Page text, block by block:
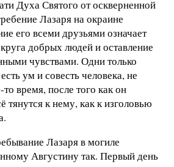
Духа Святого от оскверненной
Лазаря на окраине
его всеми друзьями означает
добрых людей и оставление
чувствами. Одни только
ум и совесть человека, не
время, после того как он
тянутся к нему, как к изголовью
Лазаря в могиле
Августину так. Первый день